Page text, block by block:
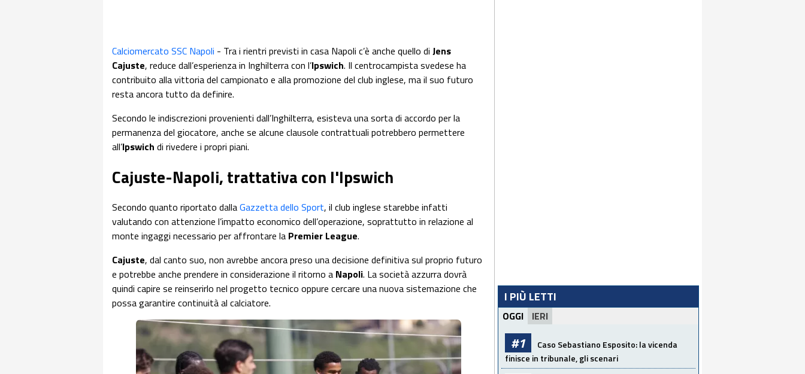
Calciomercato SSC Napoli - Tra i rientri previsti in casa Napoli c’è anche quello di Jens
Cajuste, reduce dall’esperienza in Inghilterra con l’Ipswich. Il centrocampista svedese ha
contribuito alla vittoria del campionato e alla promozione del club inglese, ma il suo futuro
resta ancora tutto da definire.
Secondo le indiscrezioni provenienti dall’Inghilterra, esisteva una sorta di accordo per la
permanenza del giocatore, anche se alcune clausole contrattuali potrebbero permettere
all’Ipswich di rivedere i propri piani.
Cajuste-Napoli, trattativa con l'Ipswich
Secondo quanto riportato dallaGazzetta dello Sport, il club inglese starebbe infatti
valutando con attenzione l’impatto economico dell’operazione, soprattutto in relazione al
monte ingaggi necessario per affrontare la Premier League.
Cajuste, dal canto suo, non avrebbe ancora preso una decisione definitiva sul proprio futuro
e potrebbe anche prendere in considerazione il ritorno a Napoli. La società azzurra dovrà
quindi capire se reinserirlo nel progetto tecnico oppure cercare una nuova sistemazione che
possa garantire continuità al calciatore.
I PIÙ LETTI
OGGI IERI
#1
Caso Sebastiano Esposito: la vicenda
finisce in tribunale, gli scenari